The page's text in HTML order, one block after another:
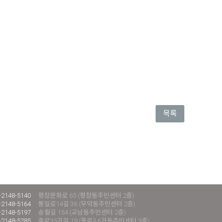
목록
5140
평창문화로 65 (평창동주민센터 2층)
5164
통일로14길 36 (무악동주민센터 2층)
5197
송월길 154 (교남동주민센터 2층)